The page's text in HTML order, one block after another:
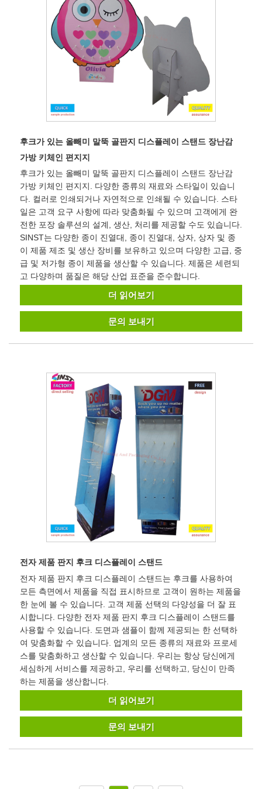
후크가 있는 올빼미 말뚝 골판지 디스플레이 스탠드 장난감
가방 키체인 편지지
후크가 있는 올빼미 말뚝 골판지 디스플레이 스탠드 장난감
가방 키체인 편지지. 다양한 종류의 재료와 스타일이 있습니
다. 컬러로 인쇄되거나 자연적으로 인쇄될 수 있습니다. 스타
일은 고객 요구 사항에 따라 맞춤화될 수 있으며 고객에게 완
전한 포장 솔루션의 설계, 생산, 처리를 제공할 수도 있습니다.
SINST는 다양한 종이 진열대, 종이 진열대, 상자, 상자 및 종
이 제품 제조 및 생산 장비를 보유하고 있으며 다양한 고급, 중
급 및 저가형 종이 제품을 생산할 수 있습니다. 제품은 세련되
고 다양하며 품질은 해당 산업 표준을 준수합니다.
더 읽어보기
문의 보내기
전자 제품 판지 후크 디스플레이 스탠드
전자 제품 판지 후크 디스플레이 스탠드는 후크를 사용하여
모든 측면에서 제품을 직접 표시하므로 고객이 원하는 제품을
한 눈에 볼 수 있습니다. 고객 제품 선택의 다양성을 더 잘 표
시합니다. 다양한 전자 제품 판지 후크 디스플레이 스탠드를
사용할 수 있습니다. 도면과 샘플이 함께 제공되는 한 선택하
여 맞춤화할 수 있습니다. 업계의 모든 종류의 재료와 프로세
스를 맞춤화하고 생산할 수 있습니다. 우리는 항상 당신에게
세심하게 서비스를 제공하고, 우리를 선택하고, 당신이 만족
하는 제품을 생산합니다.
더 읽어보기
문의 보내기